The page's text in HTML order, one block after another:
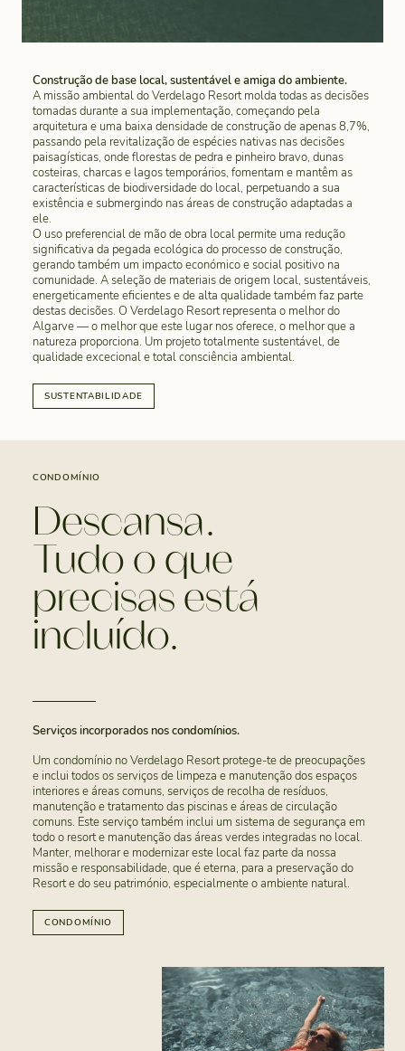
Construção de base local, sustentável e amiga do ambiente.
A missão ambiental do Verdelago Resort molda todas as decisões
tomadas durante a sua implementação, começando pela
arquitetura e uma baixa densidade de construção de apenas 8,7%,
passando pela revitalização de espécies nativas nas decisões
paisagísticas, onde florestas de pedra e pinheiro bravo, dunas
costeiras, charcas e lagos temporários, fomentam e mantêm as
características de biodiversidade do local, perpetuando a sua
existência e submergindo nas áreas de construção adaptadas a
ele.
O uso preferencial de mão de obra local permite uma redução
significativa da pegada ecológica do processo de construção,
gerando também um impacto económico e social positivo na
comunidade. A seleção de materiais de origem local, sustentáveis,
energeticamente eficientes e de alta qualidade também faz parte
destas decisões. O Verdelago Resort representa o melhor do
Algarve — o melhor que este lugar nos oferece, o melhor que a
natureza proporciona. Um projeto totalmente sustentável, de
qualidade excecional e total consciência ambiental.
SUSTENTABILIDADE
CONDOMÍNIO
Descansa.
Tudo o que
precisas está
incluído.
Serviços incorporados nos condomínios.
Um condomínio no Verdelago Resort protege-te de preocupações
e inclui todos os serviços de limpeza e manutenção dos espaços
interiores e áreas comuns, serviços de recolha de resíduos,
manutenção e tratamento das piscinas e áreas de circulação
comuns. Este serviço também inclui um sistema de segurança em
todo o resort e manutenção das áreas verdes integradas no local.
Manter, melhorar e modernizar este local faz parte da nossa
missão e responsabilidade, que é eterna, para a preservação do
Resort e do seu património, especialmente o ambiente natural.
CONDOMÍNIO